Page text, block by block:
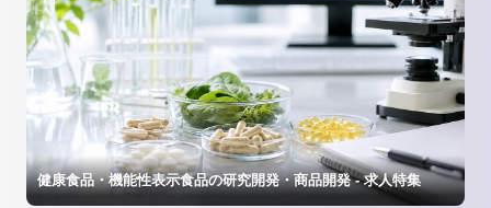
健康食品・機能性表示食品の研究開発・商品開発 - 求人特集